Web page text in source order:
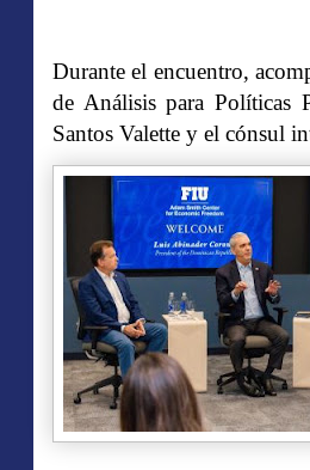
Durante el encuentro,
de Análisis para Políticas
Santos Valette y el cónsul